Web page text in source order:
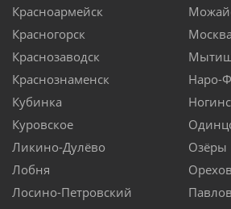
Красноармейск
Красногорск
Краснозаводск
Краснознаменск
Кубинка
Куровское
Ликино-Дулёво
Лобня
Лосино-Петровский
Москва
Наро-
Озёры